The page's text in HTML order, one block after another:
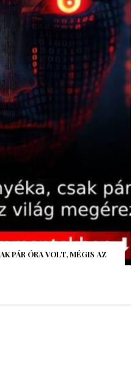
PÁR ÓRA VOLT, MÉGIS AZ